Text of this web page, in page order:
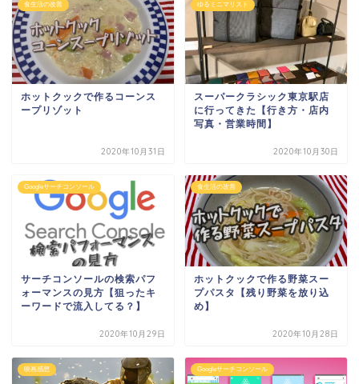
食生活の改善
ホットクックで作るコーンス
ープリゾット
2020年10月31日
ゆるミニマリスト
スーパークラシック東京駅店
に行ってきた【行き方・店内
写真・営業時間】
2020年10月30日
Googleサーチコンソール
サーチコンソールの検索パフ
ォーマンスの見方【狙ったキ
ーワードで流入してる？】
2020年10月29日
食生活の改善
ホットクックで作る野菜スー
プパスタ【残り野菜を放り込
め】
2020年10月28日
映画感想 Googleサーチコンソール